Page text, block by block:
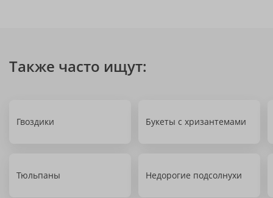
Также часто ищут:
Гвоздики Букеты с хризантемами
Тюльпаны Недорогие подсолнухи